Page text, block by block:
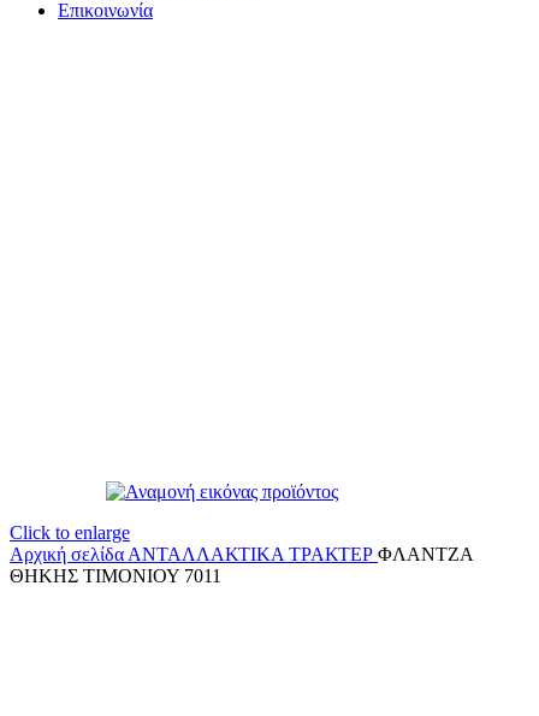
Επικοινωνία
Click to enlarge
Αρχική σελίδα ΑΝΤΑΛΛΑΚΤΙΚΑ ΤΡΑΚΤΕΡ ΦΛΑΝΤΖΑ
ΘΗΚΗΣ ΤΙΜΟΝΙΟΥ 7011